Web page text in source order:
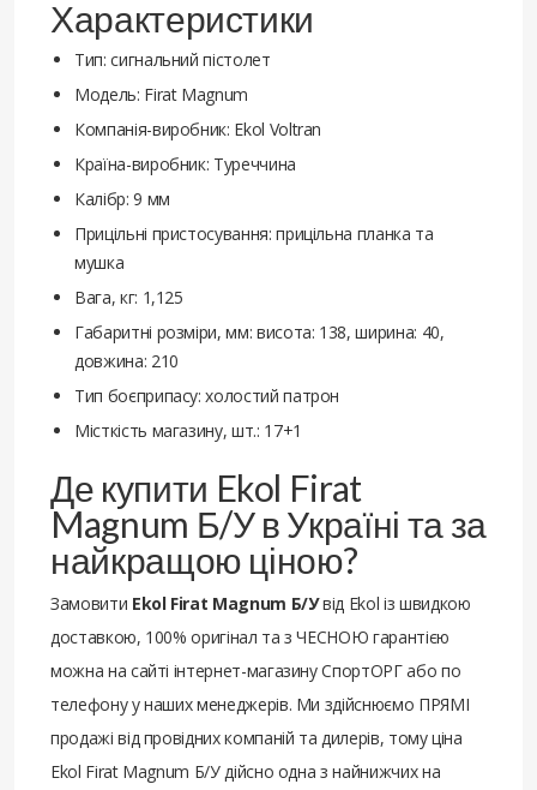
Характеристики
Тип: сигнальний пістолет
Модель: Firat Magnum
Компанія-виробник: Ekol Voltran
Країна-виробник: Туреччина
Калібр: 9 мм
Прицільні пристосування: прицільна планка та
мушка
Вага, кг: 1,125
Габаритні розміри, мм: висота: 138, ширина: 40,
довжина: 210
Тип боєприпасу: холостий патрон
Місткість магазину, шт.: 17+1
Де купити Ekol Firat
Magnum Б/У в Україні та за
найкращою ціною?
Замовити Ekol Firat Magnum Б/Увід Ekol із швидкою
доставкою, 100% оригінал та з ЧЕСНОЮ гарантією
можна на сайті інтернет-магазину СпортОРГ або по
телефону у наших менеджерів. Ми здійснюємо ПРЯМІ
продажі від провідних компаній та дилерів, тому ціна
Ekol Firat Magnum Б/У дійсно одна з найнижчих на